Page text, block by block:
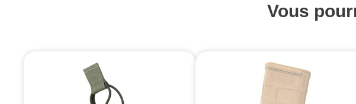
Vous